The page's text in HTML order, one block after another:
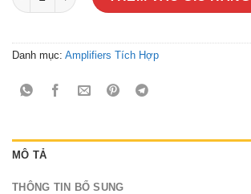
Danh mục: Amplifiers Tích Hợp
MÔ TẢ
THÔNG TIN BỔ SUNG